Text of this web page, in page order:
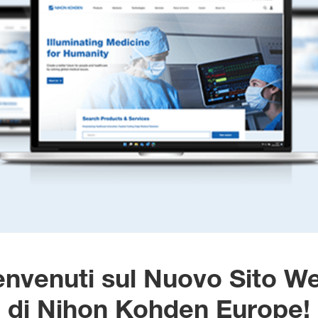
sul Nuovo Sito
di Nihon Kohden Europe!